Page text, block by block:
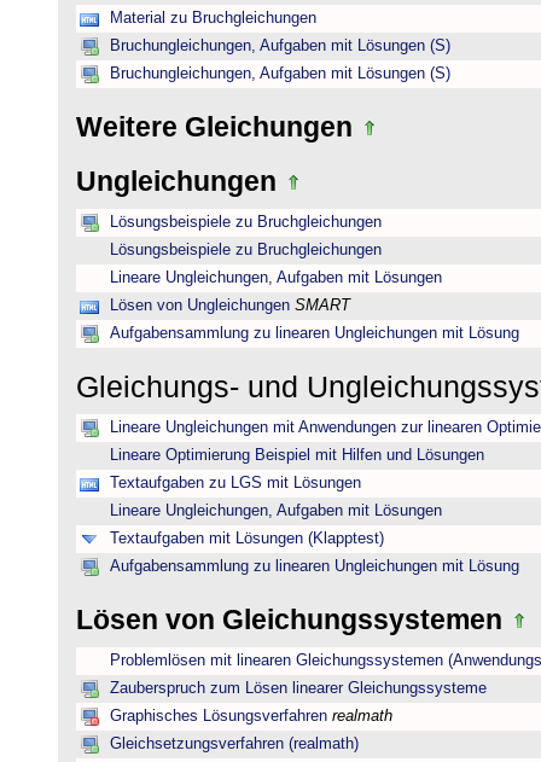
Material zu Bruchgleichungen
Bruchungleichungen, Aufgaben mit Lösungen (S)
Bruchungleichungen, Aufgaben mit Lösungen (S)
Weitere Gleichungen
Ungleichungen
Lösungsbeispiele zu Bruchgleichungen
Lösungsbeispiele zu Bruchgleichungen
Lineare Ungleichungen, Aufgaben mit Lösungen
Lösen von Ungleichungen SMART
Aufgabensammlung zu linearen Ungleichungen mit Lösung
Gleichungs- und
Lineare Ungleichungen mit Anwendungen zur linearen
Lineare Optimierung Beispiel mit Hilfen und Lösungen
Textaufgaben zu LGS mit Lösungen
Lineare Ungleichungen, Aufgaben mit Lösungen
Textaufgaben mit Lösungen (Klapptest)
Aufgabensammlung zu linearen Ungleichungen mit Lösung
Lösen von Gleichungssystemen
Problemlösen mit linearen Gleichungssystemen
Zauberspruch zum Lösen linearer Gleichungssysteme
Graphisches Lösungsverfahren realmath
Gleichsetzungsverfahren (realmath)